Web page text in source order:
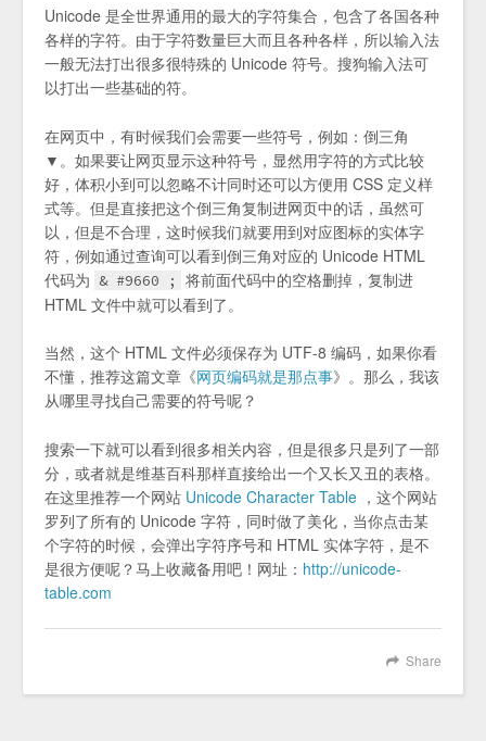
Unicode 是全世界通用的最大的字符集合，包含了各国各种
各样的字符。由于字符数量巨大而且各种各样，所以输入法
一般无法打出很多很特殊的 Unicode 符号。搜狗输入法可
以打出一些基础的符。
在网页中，有时候我们会需要一些符号，例如：倒三角
▼。如果要让网页显示这种符号，显然用字符的方式比较
好，体积小到可以忽略不计同时还可以方便用 CSS 定义样
式等。但是直接把这个倒三角复制进网页中的话，虽然可
以，但是不合理，这时候我们就要用到对应图标的实体字
符，例如通过查询可以看到倒三角对应的 Unicode HTML
代码为 & #9660 ;
将前面代码中的空格删掉，复制进
HTML 文件中就可以看到了。
当然，这个 HTML 文件必须保存为 UTF-8 编码，如果你看
不懂，推荐这篇文章《网页编码就是那点事》。那么，我该
从哪里寻找自己需要的符号呢？
搜索一下就可以看到很多相关内容，但是很多只是列了一部
分，或者就是维基百科那样直接给出一个又长又丑的表格。
在这里推荐一个网站 Unicode Character Table ，这个网站
罗列了所有的 Unicode 字符，同时做了美化，当你点击某
个字符的时候，会弹出字符序号和 HTML 实体字符，是不
是很方便呢？马上收藏备用吧！网址： http://unicode-
table.com
Share